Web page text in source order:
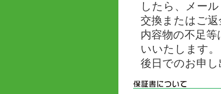
したら、メー
交換またはご
内容物の不足
いいたします。
後日でのお申